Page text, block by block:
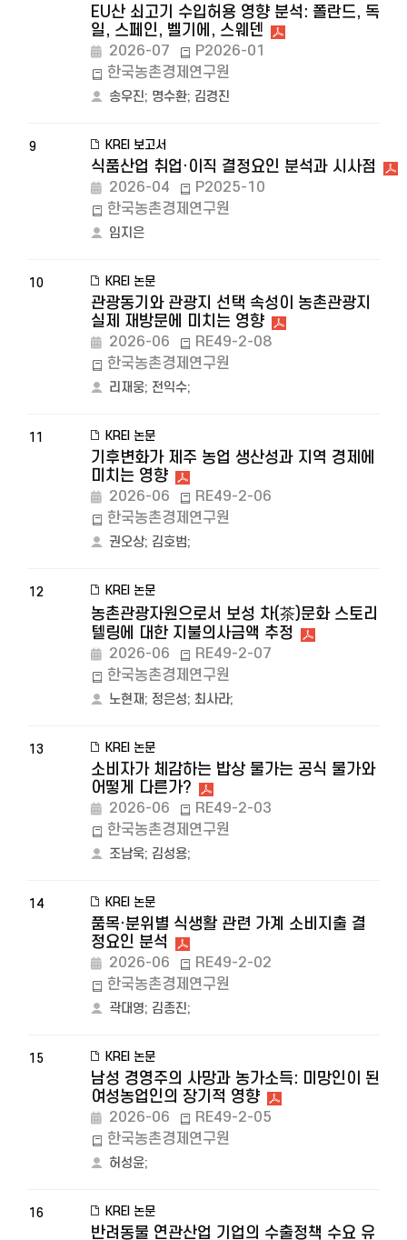
EU산 쇠고기 수입허용 영향 분석: 폴란드, 독
일, 스페인, 벨기에, 스웨덴
2026-07
P2026-01
한국농촌경제연구원
송우진; 명수환; 김경진
9 KREI 보고서
식품산업 취업·이직 결정요인 분석과 시사점
2026-04
P2025-10
한국농촌경제연구원
임지은
10 KREI 논문
관광동기와 관광지 선택 속성이 농촌관광지
실제 재방문에 미치는 영향
2026-06
RE49-2-08
한국농촌경제연구원
리재웅; 전익수;
11 KREI 논문
기후변화가 제주 농업 생산성과 지역 경제에
미치는 영향
2026-06
RE49-2-06
한국농촌경제연구원
권오상; 김호범;
12 KREI 논문
농촌관광자원으로서 보성 차(茶)문화 스토리
텔링에 대한 지불의사금액 추정
2026-06
RE49-2-07
한국농촌경제연구원
노현재; 정은성; 최사라;
13 KREI 논문
소비자가 체감하는 밥상 물가는 공식 물가와
어떻게 다른가?
2026-06
RE49-2-03
한국농촌경제연구원
조남욱; 김성용;
14 KREI 논문
품목·분위별 식생활 관련 가계 소비지출 결
정요인 분석
2026-06
RE49-2-02
한국농촌경제연구원
곽대영; 김종진;
15 KREI 논문
남성 경영주의 사망과 농가소득: 미망인이 된
여성농업인의 장기적 영향
2026-06
RE49-2-05
한국농촌경제연구원
허성윤;
16 KREI 논문
반려동물 연관산업 기업의 수출정책 수요 유